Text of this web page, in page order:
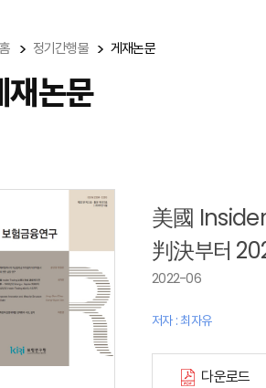
홈 정기간행물 게재논문
재논문
美國
判決부터
2022-06
저자 : 최자유
다운로드